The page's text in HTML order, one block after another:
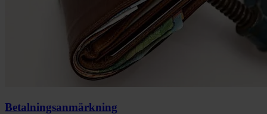
Betalningsanmärkning